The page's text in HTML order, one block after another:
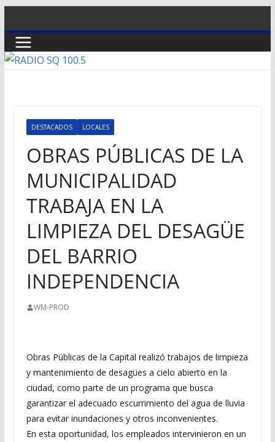
al
contenido
DESTACADOS LOCALES
OBRAS PÚBLICAS DE LA
MUNICIPALIDAD
TRABAJA EN LA
LIMPIEZA DEL DESAGÜE
DEL BARRIO
INDEPENDENCIA
WM-PROD
Obras Públicas de la Capital realizó trabajos de limpieza
y mantenimiento de desagües a cielo abierto en la
ciudad, como parte de un programa que busca
garantizar el adecuado escurrimiento del agua de lluvia
para evitar inundaciones y otros inconvenientes.
En esta oportunidad, los empleados intervinieron en un